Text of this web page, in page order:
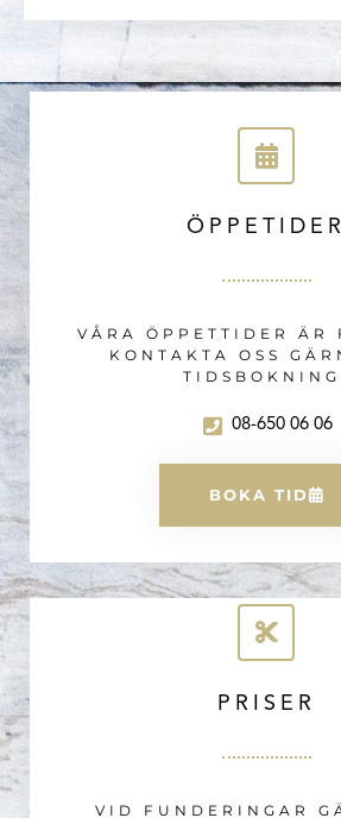
ÖPPETIDER
VÅRA ÖPPETTIDER ÄR
KONTAKTA OSS
08-650 06 06
BOKA TID
PRISER
VID FUNDERINGAR